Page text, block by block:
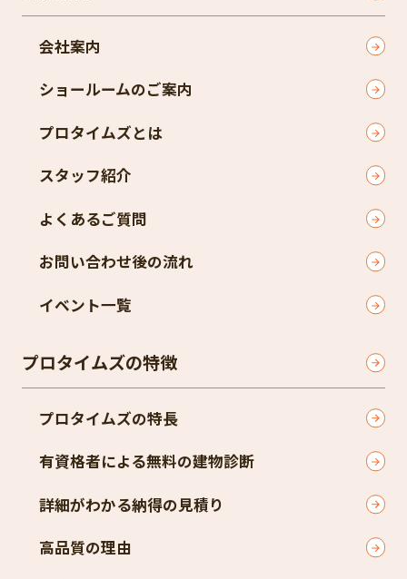
会社案内
ショールームのご案内
プロタイムズとは
スタッフ紹介
よくあるご質問
お問い合わせ後の流れ
イベント一覧
プロタイムズの特徴
プロタイムズの特長
有資格者による無料の建物診断
詳細がわかる納得の見積り
高品質の理由